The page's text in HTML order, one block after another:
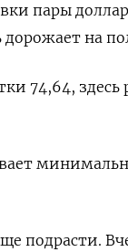
пары
на
74,64, здесь
подрасти.